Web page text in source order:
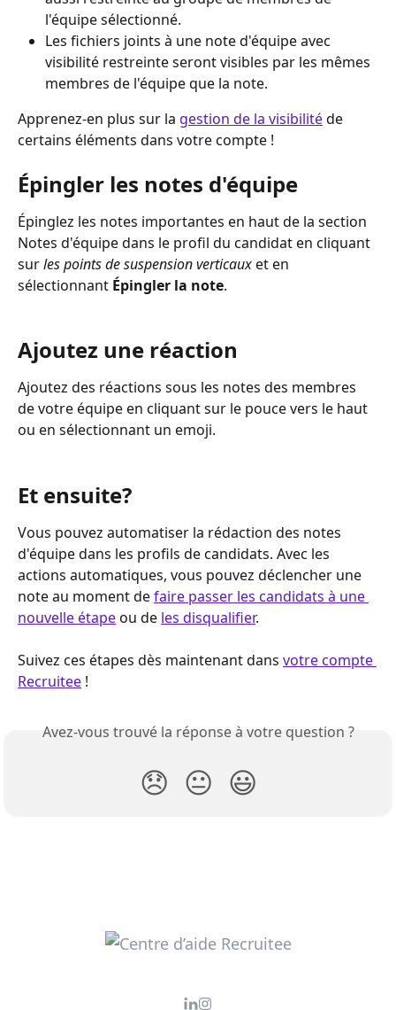
l'équipe sélectionné.
Les fichiers joints à une note d'équipe avec
visibilité restreinte seront visibles par les mêmes
membres de l'équipe que la note.
Apprenez-en plus sur la gestion de la visibilité de
certains éléments dans votre compte !
Épingler les notes d'équipe
Épinglez les notes importantes en haut de la section
Notes d'équipe dans le profil du candidat en cliquant
sur les points de suspension verticaux et en
sélectionnant Épingler la note.
Ajoutez une réaction
Ajoutez des réactions sous les notes des membres
de votre équipe en cliquant sur le pouce vers le haut
ou en sélectionnant un emoji.
Et ensuite?
Vous pouvez automatiser la rédaction des notes
d'équipe dans les profils de candidats. Avec les
actions automatiques, vous pouvez déclencher une
note au moment de faire passer les candidats à une
nouvelle étape ou de les disqualifier.
Suivez ces étapes dès maintenant dans votre compte
Recruitee !
Avez-vous trouvé la réponse à votre question ?
😞 😐 😃